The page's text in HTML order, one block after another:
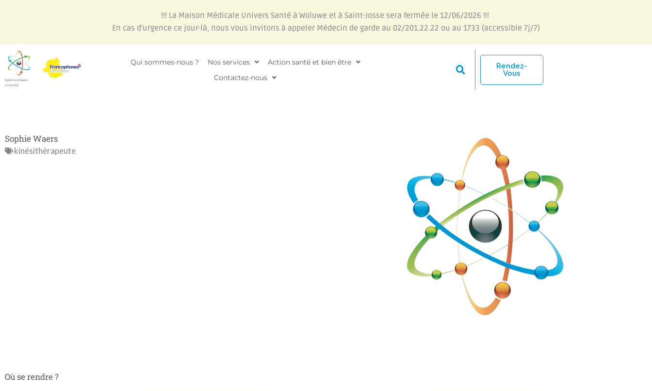
!!! La Maison Médicale Univers Santé à Woluwe et à Saint-Josse sera fermée le 12/06/2026 !!!
En cas d'urgence ce jour-là, nous vous invitons à appeler Médecin de garde au 02/201.22.22 ou au 1733 (accessible 7j/7)
Agréé cocof depuis
01/09/2023
Qui sommes-nous ? Nos services
Action santé et bien être
Contactez-nous
Rendez-
Vous
Sophie Waers
kinésithérapeute
Où se rendre ?